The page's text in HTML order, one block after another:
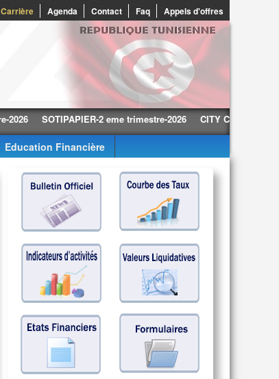
Carrière Agenda Contact Faq Appels d'offres
SOTIPAPIER-2 eme trimestre-2026 CITY CARS-2 eme
Education Financière